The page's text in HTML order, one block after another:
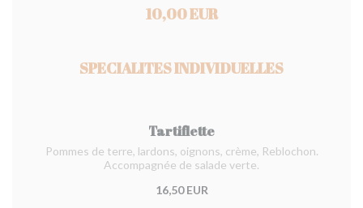
10,00 EUR
SPECIALITES INDIVIDUELLES
Tartiflette
Pommes de terre, lardons, oignons, crème, Reblochon.
Accompagnée de salade verte.
16,50 EUR